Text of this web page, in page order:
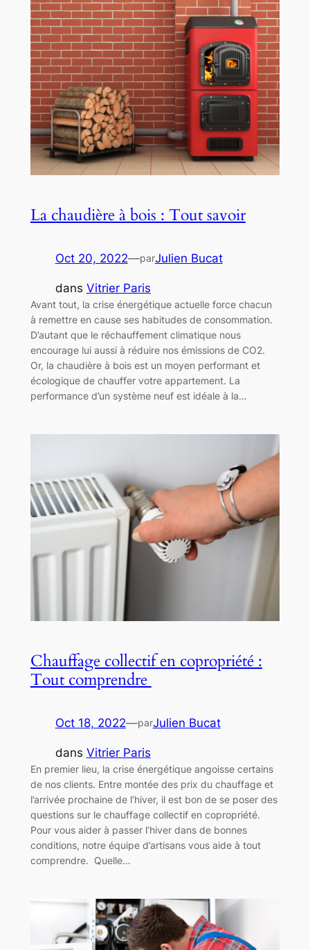
La chaudière à bois : Tout savoir
Oct 20, 2022—parJulien Bucat
dans Vitrier Paris
Avant tout, la crise énergétique actuelle force chacun
à remettre en cause ses habitudes de consommation.
D’autant que le réchauffement climatique nous
encourage lui aussi à réduire nos émissions de CO2.
Or, la chaudière à bois est un moyen performant et
écologique de chauffer votre appartement. La
performance d’un système neuf est idéale à la…
Chauffage collectif en copropriété :
Tout comprendre
Oct 18, 2022—parJulien Bucat
dans Vitrier Paris
En premier lieu, la crise énergétique angoisse certains
de nos clients. Entre montée des prix du chauffage et
l’arrivée prochaine de l’hiver, il est bon de se poser des
questions sur le chauffage collectif en copropriété.
Pour vous aider à passer l’hiver dans de bonnes
conditions, notre équipe d’artisans vous aide à tout
comprendre. Quelle…